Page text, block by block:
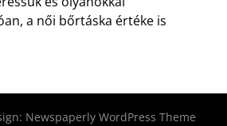
a női bőrtáska értéke is
Newspaperly WordPress Theme